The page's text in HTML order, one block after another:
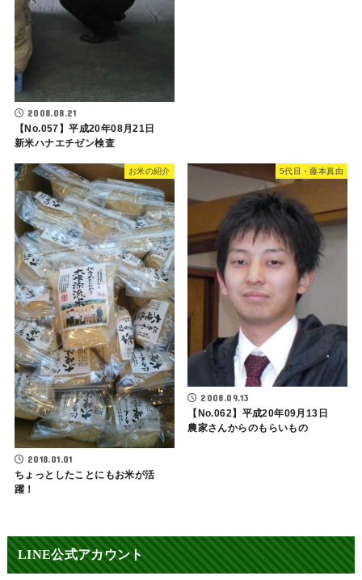
2008.08.21
【No.057】平成20年08月21日
新米ハナエチゼン検査
お米の紹介
2018.01.01
ちょっとしたことにもお米が活
躍！
5代目・藤本真由
2008.09.13
【No.062】平成20年09月13日
農家さんからのもらいもの
LINE公式アカウント